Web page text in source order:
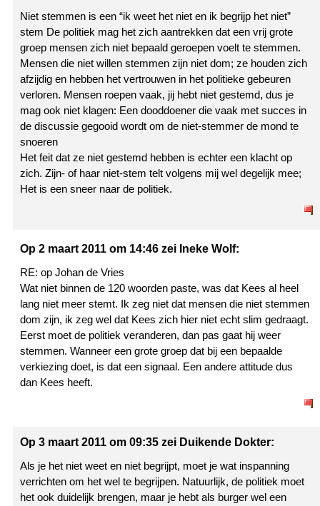
Niet stemmen is een “ik weet het niet en ik begrijp het niet”
stem De politiek mag het zich aantrekken dat een vrij grote
groep mensen zich niet bepaald geroepen voelt te stemmen.
Mensen die niet willen stemmen zijn niet dom; ze houden zich
afzijdig en hebben het vertrouwen in het politieke gebeuren
verloren. Mensen roepen vaak, jij hebt niet gestemd, dus je
mag ook niet klagen: Een dooddoener die vaak met succes in
de discussie gegooid wordt om de niet-stemmer de mond te
snoeren
Het feit dat ze niet gestemd hebben is echter een klacht op
zich. Zijn- of haar niet-stem telt volgens mij wel degelijk mee;
Het is een sneer naar de politiek.
Op 2 maart 2011 om 14:46 zei Ineke Wolf:
RE: op Johan de Vries
Wat niet binnen de 120 woorden paste, was dat Kees al heel
lang niet meer stemt. Ik zeg niet dat mensen die niet stemmen
dom zijn, ik zeg wel dat Kees zich hier niet echt slim gedraagt.
Eerst moet de politiek veranderen, dan pas gaat hij weer
stemmen. Wanneer een grote groep dat bij een bepaalde
verkiezing doet, is dat een signaal. Een andere attitude dus
dan Kees heeft.
Op 3 maart 2011 om 09:35 zei Duikende Dokter:
Als je het niet weet en niet begrijpt, moet je wat inspanning
verrichten om het wel te begrijpen. Natuurlijk, de politiek moet
het ook duidelijk brengen, maar je hebt als burger wel een